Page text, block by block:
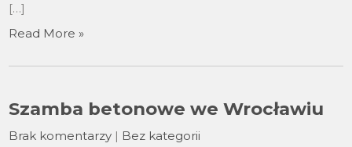
[…]
Read More »
Szamba betonowe we Wrocławiu
Brak komentarzy | Bez kategorii